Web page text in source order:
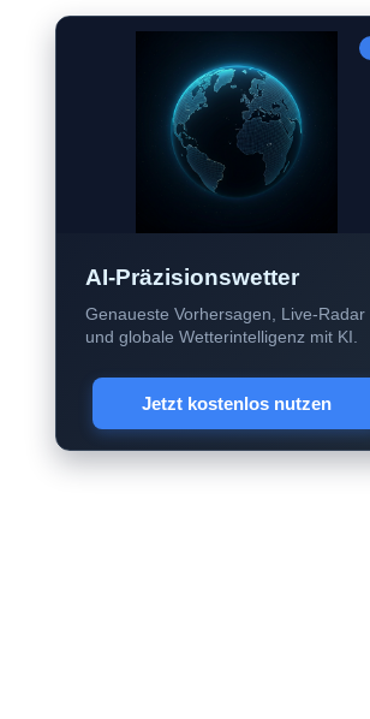
AI-Präzisionswetter
Genaueste Vorhersagen, Live-Radar
und globale Wetterintelligenz mit KI.
Jetzt kostenlos nutzen